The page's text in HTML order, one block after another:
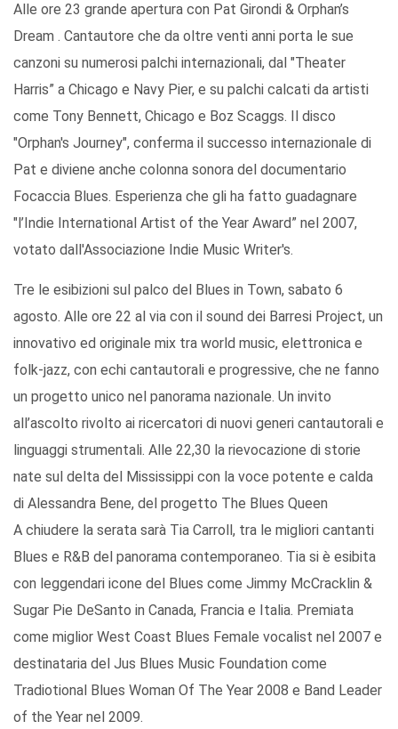
Alle ore 23 grande apertura con Pat Girondi & Orphan’s
Dream . Cantautore che da oltre venti anni porta le sue
canzoni su numerosi palchi internazionali, dal "Theater
Harris” a Chicago e Navy Pier, e su palchi calcati da artisti
come Tony Bennett, Chicago e Boz Scaggs. Il disco
"Orphan's Journey", conferma il successo internazionale di
Pat e diviene anche colonna sonora del documentario
Focaccia Blues. Esperienza che gli ha fatto guadagnare
"l’Indie International Artist of the Year Award” nel 2007,
votato dall'Associazione Indie Music Writer's.
Tre le esibizioni sul palco del Blues in Town, sabato 6
agosto. Alle ore 22 al via con il sound dei Barresi Project, un
innovativo ed originale mix tra world music, elettronica e
folk-jazz, con echi cantautorali e progressive, che ne fanno
un progetto unico nel panorama nazionale. Un invito
all’ascolto rivolto ai ricercatori di nuovi generi cantautorali e
linguaggi strumentali. Alle 22,30 la rievocazione di storie
nate sul delta del Mississippi con la voce potente e calda
di Alessandra Bene, del progetto The Blues Queen
A chiudere la serata sarà Tia Carroll, tra le migliori cantanti
Blues e R&B del panorama contemporaneo. Tia si è esibita
con leggendari icone del Blues come Jimmy McCracklin &
Sugar Pie DeSanto in Canada, Francia e Italia. Premiata
come miglior West Coast Blues Female vocalist nel 2007 e
destinataria del Jus Blues Music Foundation come
Tradiotional Blues Woman Of The Year 2008 e Band Leader
of the Year nel 2009.